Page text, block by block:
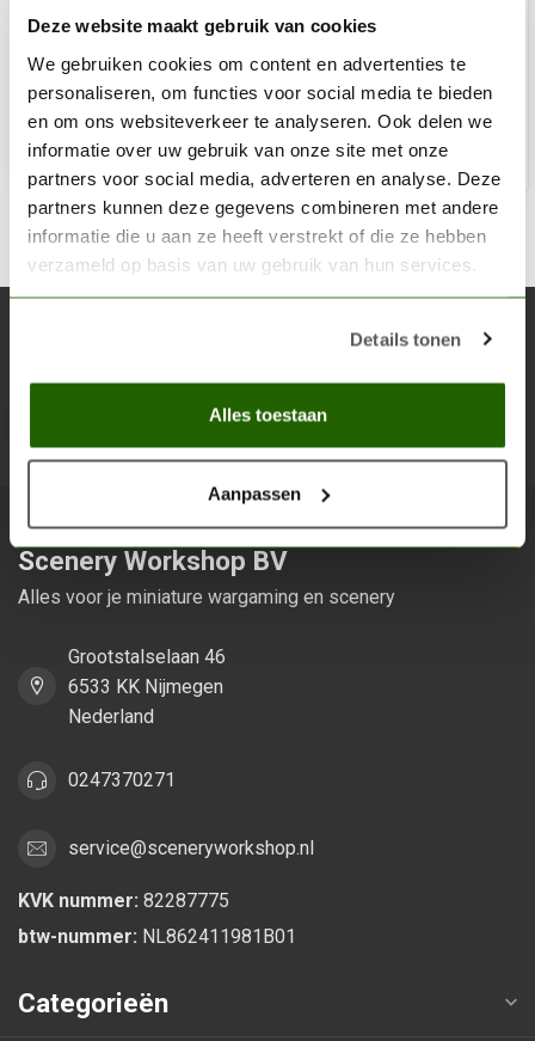
Deze website maakt gebruik van cookies
We gebruiken cookies om content en advertenties te
personaliseren, om functies voor social media te bieden
en om ons websiteverkeer te analyseren. Ook delen we
informatie over uw gebruik van onze site met onze
partners voor social media, adverteren en analyse. Deze
partners kunnen deze gegevens combineren met andere
informatie die u aan ze heeft verstrekt of die ze hebben
verzameld op basis van uw gebruik van hun services.
Details tonen
Alles toestaan
Aanpassen
€7,20
Op voorraad
Abonneer je op onze nieuwsbrief
Scenery Workshop BV
Alles voor je miniature wargaming en scenery
Grootstalselaan 46
6533 KK Nijmegen
Nederland
0247370271
service@sceneryworkshop.nl
KVK nummer: 82287775
btw-nummer: NL862411981B01
Categorieën